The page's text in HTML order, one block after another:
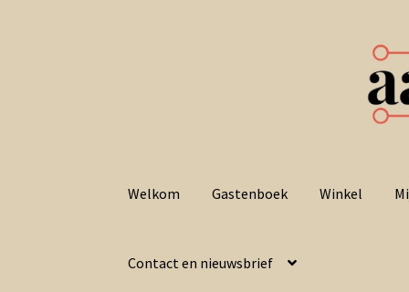
door
naar
Welkom Gastenboek Winkel
Contact en nieuwsbrief